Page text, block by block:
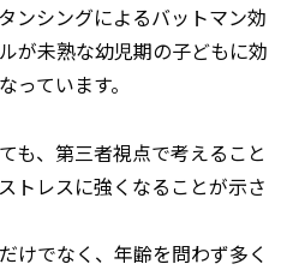
ンシングによるバットマン効
が未熟な幼児期の子どもに効
っています。
も、第三者視点で考えること
トレスに強くなることが示さ
けでなく、年齢を問わず多く